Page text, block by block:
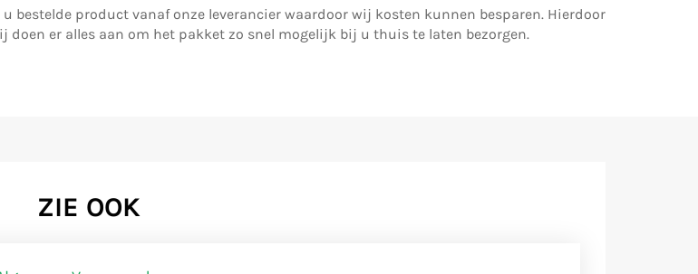
bestelde product vanaf onze leverancier waardoor wij kosten kunnen besparen. Hierdoor
er alles aan om het pakket zo snel mogelijk bij u thuis te laten bezorgen.
ZIE OOK